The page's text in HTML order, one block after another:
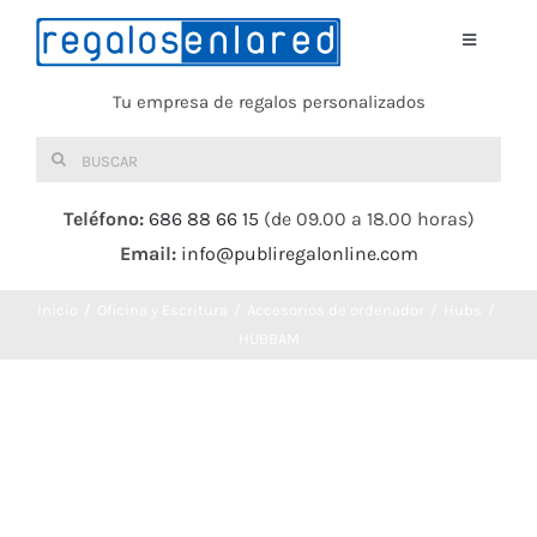
Saltar
Toggle
Tu empresa de regalos personalizados
Buscar:
Teléfono: 686 88 66 15 (de 09.00 a 18.00 horas)
Email: info@publiregalonline.com